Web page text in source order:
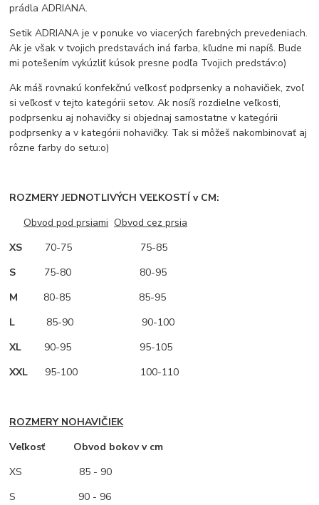
prádla ADRIANA.
Setik ADRIANA je v ponuke vo viacerých farebných prevedeniach.
Ak je však v tvojich predstavách iná farba, kľudne mi napíš. Bude
mi potešením vykúzliť kúsok presne podľa Tvojich predstáv:o)
Ak máš rovnakú konfekčnú veľkosť podprsenky a nohavičiek, zvoľ
si veľkosť v tejto kategórii setov. Ak nosíš rozdielne veľkosti,
podprsenku aj nohavičky si objednaj samostatne v kategórii
podprsenky a v kategórii nohavičky. Tak si môžeš nakombinovať aj
rôzne farby do setu:o)
ROZMERY JEDNOTLIVÝCH VEĽKOSTÍ v CM:
Obvod pod prsiami Obvod cez prsia
XS 70-75 75-85
S 75-80 80-95
M 80-85 85-95
L 85-90 90-100
XL 90-95 95-105
XXL 95-100 100-110
ROZMERY NOHAVIČIEK
Veľkosť Obvod bokov v cm
XS
85 - 90
S 90 - 96